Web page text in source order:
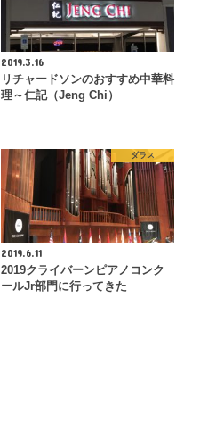
2019.3.16
リチャードソンのおすすめ中華料
理～仁記（Jeng Chi）
ダラス
2019.6.11
2019クライバーンピアノコンク
ールJr部門に行ってきた